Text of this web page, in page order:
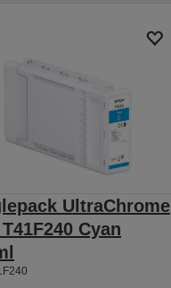
UltraChrome
Cyan